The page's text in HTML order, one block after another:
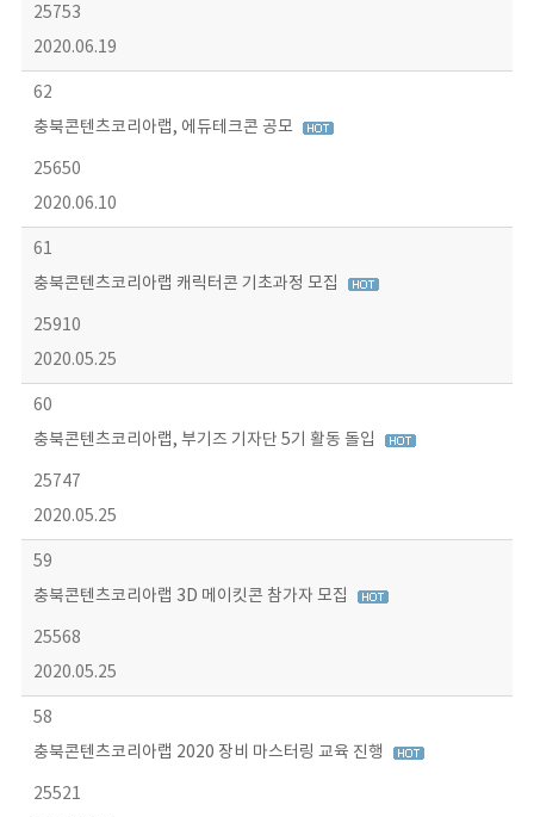
25753
2020.06.19
62
충북콘텐츠코리아랩, 에듀테크콘 공모
25650
2020.06.10
61
충북콘텐츠코리아랩 캐릭터콘 기초과정 모집
25910
2020.05.25
60
충북콘텐츠코리아랩, 부기즈 기자단 5기 활동 돌입
25747
2020.05.25
59
충북콘텐츠코리아랩 3D 메이킷콘 참가자 모집
25568
2020.05.25
58
충북콘텐츠코리아랩 2020 장비 마스터링 교육 진행
25521